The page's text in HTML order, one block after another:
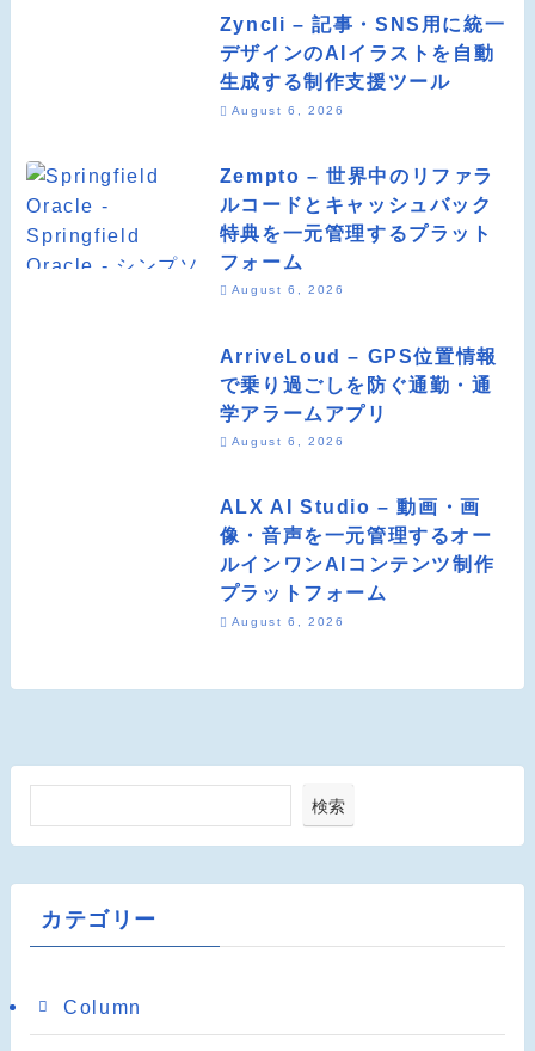
Zyncli – 記事・SNS用に統一
デザインのAIイラストを自動
生成する制作支援ツール
August 6, 2026
Zempto – 世界中のリファラ
ルコードとキャッシュバック
特典を一元管理するプラット
フォーム
August 6, 2026
ArriveLoud – GPS位置情報
で乗り過ごしを防ぐ通勤・通
学アラームアプリ
August 6, 2026
ALX AI Studio – 動画・画
像・音声を一元管理するオー
ルインワンAIコンテンツ制作
プラットフォーム
August 6, 2026
検索
カテゴリー
Column